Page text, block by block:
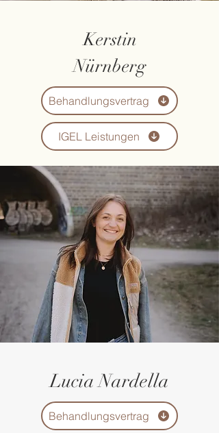
Kerstin
Nürnberg
Behandlungsvertrag
IGEL Leistungen
Lucia Nardella
Behandlungsvertrag